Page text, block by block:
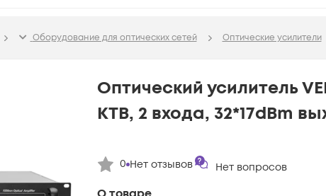
Вопросы и
База знаний
Оборудование для оптических сетей Оптические усилители
Оптический усилитель
КТВ, 2 входа, 32*17dBm
0 Нет отзывов Нет вопросов